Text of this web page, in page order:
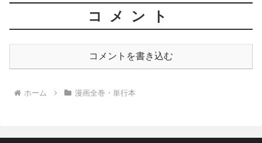
コメント
コメントを書き込む
ホーム 漫画全巻・単行本